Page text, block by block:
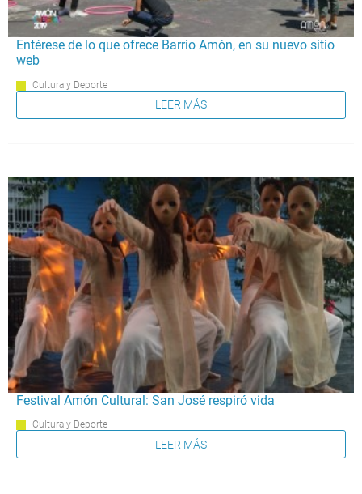
Entérese de lo que ofrece Barrio Amón, en su nuevo sitio
web
Cultura y Deporte
LEER MÁS
Festival Amón Cultural: San José respiró vida
Cultura y Deporte
LEER MÁS